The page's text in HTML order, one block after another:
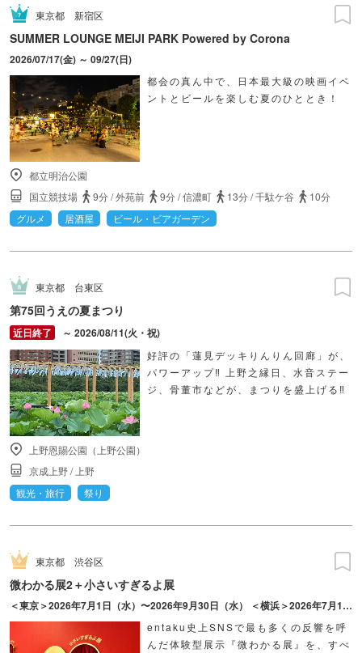
東京都 新宿区
SUMMER LOUNGE MEIJI PARK Powered by Corona
2026/07/17(金) ～ 09/27(日)
都会の真ん中で、日本最大級の映画イベ
ントとビールを楽しむ夏のひととき！
都立明治公園
国立競技場
9分/外苑前 9分/信濃町 13分/千駄ケ谷
10分
グルメ
居酒屋 ビール・ビアガーデン
東京都 台東区
第75回うえの夏まつり
～ 2026/08/11(火・祝)
好評の「蓮見デッキりんりん回廊」が、
パワーアップ‼ 上野之縁日、水音ステー
ジ、骨董市などが、まつりを盛上げる‼
上野恩賜公園（上野公園）
京成上野/上野
観光・旅行
祭り
東京都 渋谷区
微わかる展2＋小さいすぎるよ展
＜東京＞2026年7月1日（水）〜2026年9月30日（水） ＜横浜＞2026年7月17日（金）〜2026年10月18日（日）
entaku史上SNSで最も多くの反響を呼
んだ体験型展示『微わかる展』を、すべ